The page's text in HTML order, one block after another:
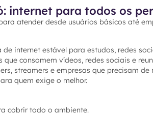
internet para todos os
atender desde usuários básicos até
de internet estável para estudos, redes
consomem vídeos, redes sociais e
streamers e empresas que precisam de
quem exige o melhor.
cobrir todo o ambiente.